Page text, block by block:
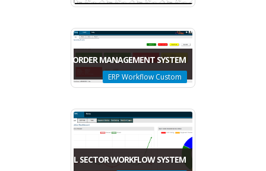
CUSTOM EVENT & ORDER MANAGEMENT SYSTEM
ERP Workflow Custom
OIL SECTOR WORKFLOW SYSTEM